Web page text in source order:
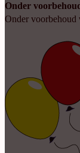
Onder
Onder